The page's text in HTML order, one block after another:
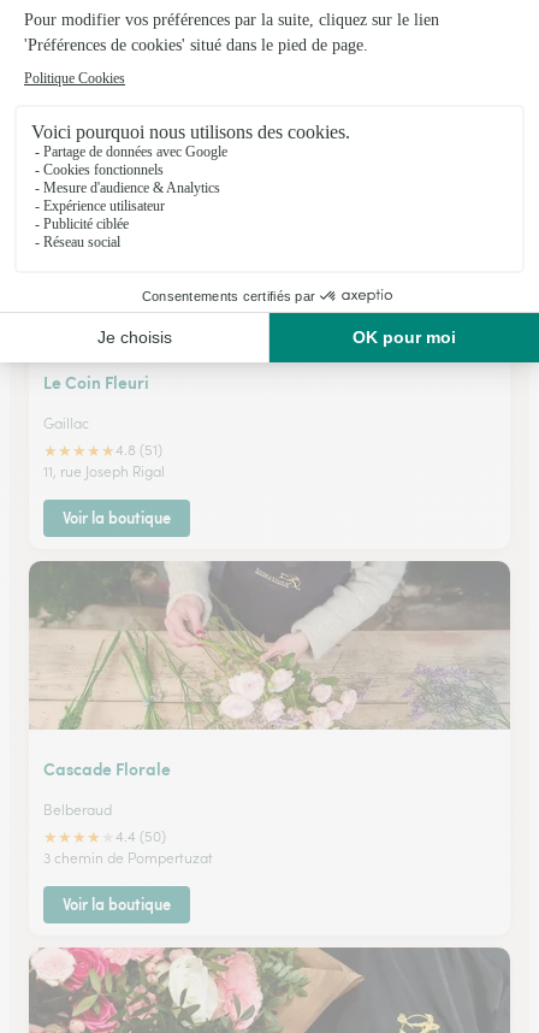
St Orens de Gameville
35 avenue de gameville
Voir la boutique
Le Coin Fleuri
Gaillac
★★★★★4.8 (51)
11, rue Joseph Rigal
Voir la boutique
Cascade Florale
Belberaud
★★★★
4.4 (50)
3 chemin de Pompertuzat
Voir la boutique